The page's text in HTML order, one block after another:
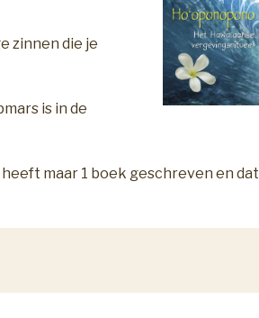
zinnen die je
is in de
maar 1 boek geschreven en dat